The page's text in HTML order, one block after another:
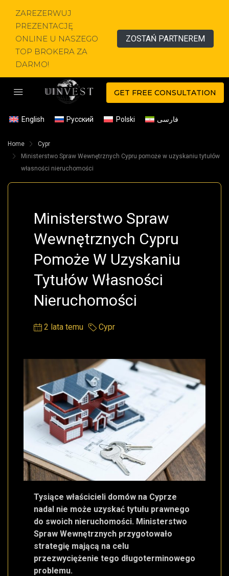
ZAREZERWUJ
PREZENTACJĘ
ONLINE U NASZEGO
TOP BROKERA ZA
DARMO!
ZOSTAŃ PARTNEREM
GET FREE CONSULTATION
English Русский Polski فارسی
Home
Cypr
Ministerstwo Spraw Wewnętrznych Cypru pomoże w uzyskaniu tytułów
własności nieruchomości
Ministerstwo Spraw
Wewnętrznych Cypru
Pomoże W Uzyskaniu
Tytułów Własności
Nieruchomości
2 lata temu Cypr
Tysiące właścicieli domów na Cyprze
nadal nie może uzyskać tytułu prawnego
do swoich nieruchomości. Ministerstwo
Spraw Wewnętrznych przygotowało
strategię mającą na celu
przezwyciężenie tego długoterminowego
problemu.